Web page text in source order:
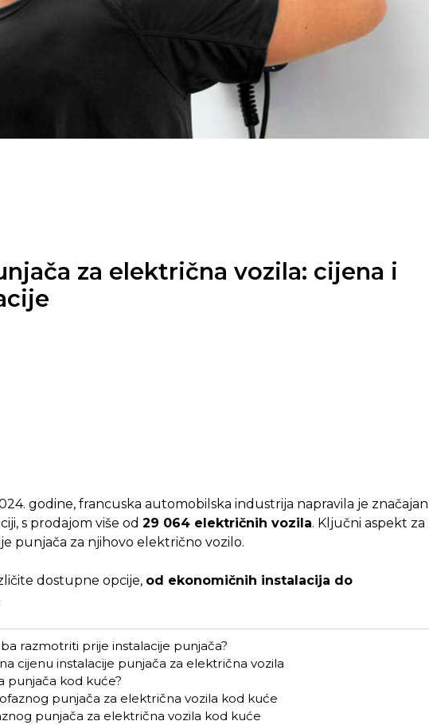
za električna vozila: cijena i
godine, francuska automobilska industrija napravila je značajan
s prodajom više od 29 064 električnih vozila. Ključni aspekt za
punjača za njihovo električno vozilo.
dostupne opcije, od ekonomičnih instalacija do
razmotriti prije instalacije punjača?
cijenu instalacije punjača za električna vozila
punjača kod kuće?
punjača za električna vozila kod kuće
punjača za električna vozila kod kuće